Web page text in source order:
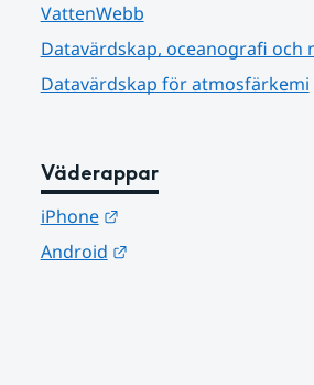
VattenWebb
Datavärdskap, oceanografi och
Datavärdskap för atmosfärkemi
Väderappar
iPhone
Länk till annan
Android
Länk till annan